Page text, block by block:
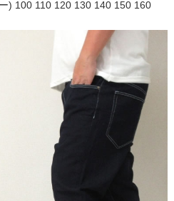
) 100 110 120 130 140 150 160